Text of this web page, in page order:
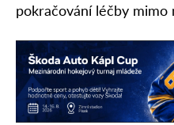
pokračování léčby